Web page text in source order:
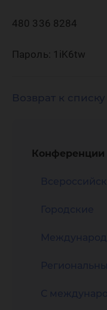
480 336 8284
Пароль: 1iK6tw
Возврат к списку
Конференции